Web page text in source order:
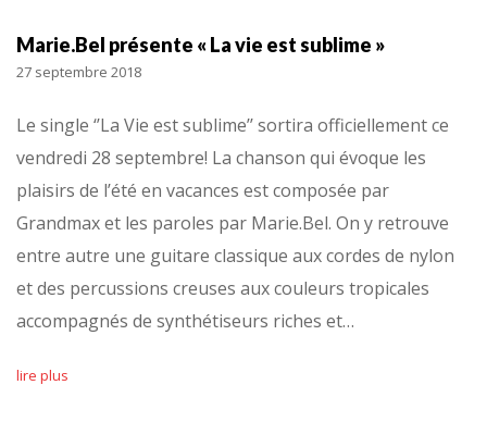
Marie.Bel présente « La vie est sublime »
27 septembre 2018
Le single ‘’La Vie est sublime’’ sortira officiellement ce
vendredi 28 septembre! La chanson qui évoque les
plaisirs de l’été en vacances est composée par
Grandmax et les paroles par Marie.Bel. On y retrouve
entre autre une guitare classique aux cordes de nylon
et des percussions creuses aux couleurs tropicales
accompagnés de synthétiseurs riches et…
lire plus